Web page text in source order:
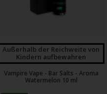
Außerhalb der Reichweite von
Kindern aufbewahren
Vampire Vape - Bar Salts - Aroma
Watermelon 10 ml